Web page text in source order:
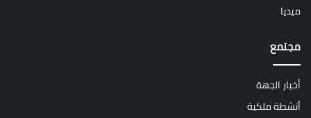
ميديا
مجتمع
أخبار الجهة
أنشطة ملكية